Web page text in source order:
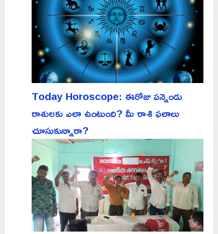
Today Horoscope: ఈరోజు పన్నెండు
రాశులకు ఎలా ఉంటుంది? మీ రాశి ఫలాలు
చూసుకున్నారా?